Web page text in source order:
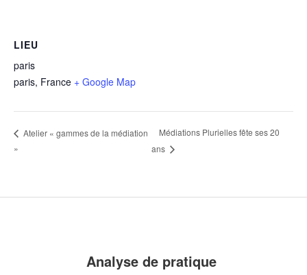
LIEU
paris
paris, France + Google Map
Atelier « gammes de la médiation
»
Médiations Plurielles fête ses 20
ans
Analyse de pratique